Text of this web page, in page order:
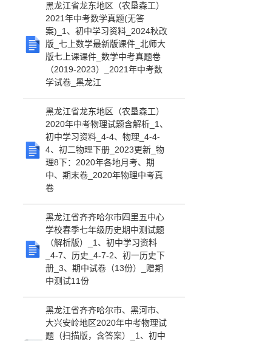
黑龙江省龙东地区（农垦森工）
2021年中考数学真题(无答
案)_1、初中学习资料_2024秋改
版_七上数学最新版课件_北师大
版七上课课件_数学中考真题卷
（2019-2023）_2021年中考数
学试卷_黑龙江
黑龙江省龙东地区（农垦森工）
2020年中考物理试题含解析_1、
初中学习资料_4-4、物理_4-4-
4、初二物理下册_2023更新_物
理8下：2020年各地月考、期
中、期末卷_2020年物理中考真
卷
黑龙江省齐齐哈尔市四里五中心
学校春季七年级历史期中测试题
（解析版）_1、初中学习资料
_4-7、历史_4-7-2、初一历史下
册_3、期中试卷（13份）_赠期
中测试11份
黑龙江省齐齐哈尔市、黑河市、
大兴安岭地区2020年中考物理试
题（扫描版，含答案）_1、初中